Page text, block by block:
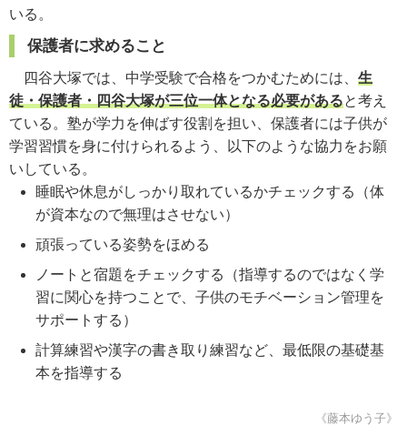
いる。
保護者に求めること
四谷大塚では、中学受験で合格をつかむためには、 生
徒・保護者・四谷大塚が三位一体となる必要があると考え
ている。塾が学力を伸ばす役割を担い、保護者には子供が
学習習慣を身に付けられるよう、以下のような協力をお願
いしている。
睡眠や休息がしっかり取れているかチェックする（体
が資本なので無理はさせない）
頑張っている姿勢をほめる
ノートと宿題をチェックする（指導するのではなく学
習に関心を持つことで、子供のモチベーション管理を
サポートする）
計算練習や漢字の書き取り練習など、最低限の基礎基
本を指導する
《藤本ゆう子》